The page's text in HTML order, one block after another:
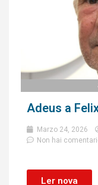
Adeus a
Marzo 24, 2026
Non hai
Ler nova